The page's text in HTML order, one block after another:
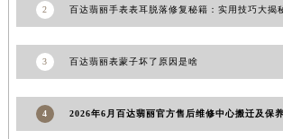
2 百达翡丽手表表耳脱落修复秘籍：实用技巧大揭
3 百达翡丽表蒙子坏了原因是啥
4 2026年6月百达翡丽官方售后维修中心搬迁及保